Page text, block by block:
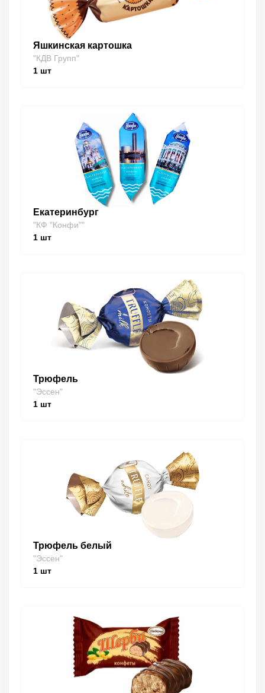
Яшкинская картошка
"КДВ Групп"
1 шт
Екатеринбург
"КФ "Конфи""
1 шт
Трюфель
"Эссен"
1 шт
Трюфель белый
"Эссен"
1 шт